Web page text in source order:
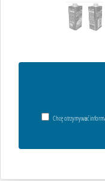
Chcę otrzymywać